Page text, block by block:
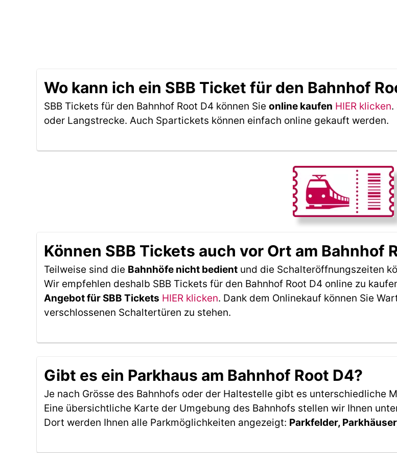
Wo kann ich ein SBB Ticket für den Bahnhof
SBB Tickets für den Bahnhof Root D4 können Sie online kaufen HIER klicken.
oder Langstrecke. Auch Spartickets können einfach online gekauft werden.
Können SBB Tickets auch vor Ort am Bahnhof
Teilweise sind die Bahnhöfe nicht bedient und die Schalteröffnungszeiten
Wir empfehlen deshalb SBB Tickets für den Bahnhof Root D4 online zu
Angebot für SBB Tickets HIER klicken. Dank dem Onlinekauf können Sie
verschlossenen Schaltertüren zu stehen.
Gibt es ein Parkhaus am Bahnhof Root D4?
Je nach Grösse des Bahnhofs oder der Haltestelle gibt es unterschiedliche
Eine übersichtliche Karte der Umgebung des Bahnhofs stellen wir Ihnen
Dort werden Ihnen alle Parkmöglichkeiten angezeigt: Parkfelder,